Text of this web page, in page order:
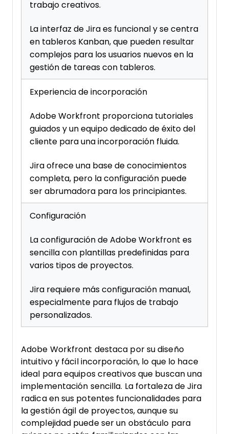
trabajo creativos.
La interfaz de Jira es funcional y se centra
en tableros Kanban, que pueden resultar
complejos para los usuarios nuevos en la
gestión de tareas con tableros.
Experiencia de incorporación
Adobe Workfront proporciona tutoriales
guiados y un equipo dedicado de éxito del
cliente para una incorporación fluida.
Jira ofrece una base de conocimientos
completa, pero la configuración puede
ser abrumadora para los principiantes.
Configuración
La configuración de Adobe Workfront es
sencilla con plantillas predefinidas para
varios tipos de proyectos.
Jira requiere más configuración manual,
especialmente para flujos de trabajo
personalizados.
Adobe Workfront destaca por su diseño
intuitivo y fácil incorporación, lo que lo hace
ideal para equipos creativos que buscan una
implementación sencilla. La fortaleza de Jira
radica en sus potentes funcionalidades para
la gestión ágil de proyectos, aunque su
complejidad puede ser un obstáculo para